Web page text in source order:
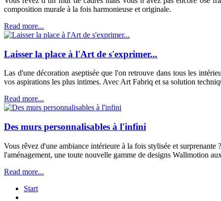
composition murale à la fois harmonieuse et originale.
Read more...
Laisser la place à l'Art de s'exprimer...
Las d'une décoration aseptisée que l'on retrouve dans tous les
vos aspirations les plus intimes. Avec Art Fabriq et sa solution
Read more...
Des murs personnalisables à l'infini
Vous rêvez d'une ambiance intérieure à la fois stylisée et
l'aménagement, une toute nouvelle gamme de designs Wallmotion
Read more...
Start